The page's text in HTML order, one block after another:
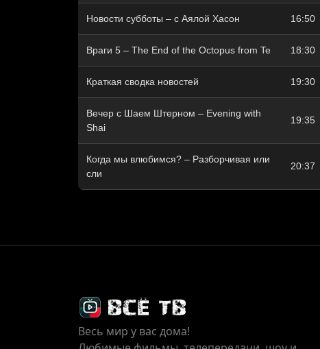
Новости субботы – с Аялой Хасон 16:50
Враги 5 – The End of the Octopus from Te 18:30
Краткая сводка новостей 19:30
Вечер с Шаем Штерном – Evening with
Shai
19:35
Когда мы влюбимся? – Разборчивая или
сли
20:37
Весь мир у вас дома!